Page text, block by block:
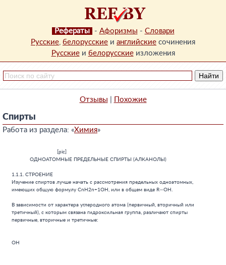
Рефераты - Афоризмы - Словари
Русские, белорусские и английские сочинения
Русскиеи белорусскиеизложения
Отзывы Похожие
Спирты
Работа из раздела: «Химия»